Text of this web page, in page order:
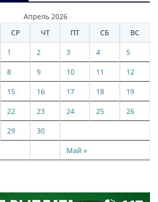
Апрель 2026
СР ЧТ ПТ СБ ВС
Май »
1 2 3 4 5
8 9 10 11 12
15 16 17 18 19
22 23 24 25 26
29 30